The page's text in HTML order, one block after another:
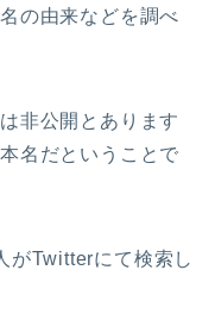
の由来などを調べ
非公開とあります
名だということで
がTwitterにて検索し